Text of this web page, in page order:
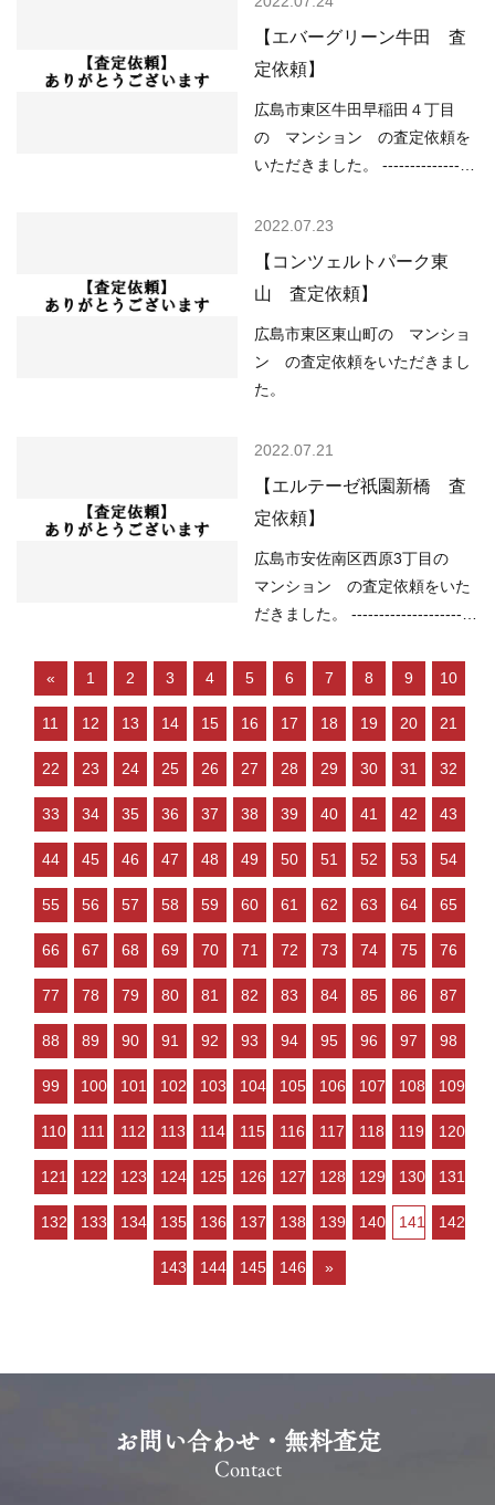
すい ○売り物件が少なく、物件
を探している人が多い などの状
況ですので、 「不動産売却のや
り方によっては高く売却しやす
い」状況といって…
（土砂災害）該当なし （洪水）
0.5～3.0m未満 （高潮）該当な
し （内水）0.01m以上 （津波）
該当なし ----------------------------
----------------------------------------
ては、 ○住宅ローンが低金利で
が少なく、物件を探している人
が多い などの状況ですので、
「不動産売却のやり方によって
は高く売却しやすい」状況とい
ってよいと思います…
【エバーグリーン牛田 査
定依頼】
広島市東区牛田早稲田４丁目
の マンション の査定依頼を
いただきました。 -----------------
-------------------- （用途地域）第
路）西5.20m （土砂災害）土砂
災害特別警戒区域 （洪水）該当
なし （高潮）該当なし （内
水）該当なし （津波）該当なし
----------------------------------------
在の不動産市況については、 ○
買いやすい ○売り物件が少な
く、物件を探している人が多い
などの状況ですので、 「不動産
売却のやり方によっては高く売
却しやすい」状況といっ…
2022.07.23
【コンツェルトパーク東
山 査定依頼】
広島市東区東山町の マンショ
ン の査定依頼をいただきまし
た。
2022.07.21
【エルテーゼ祇園新橋 査
定依頼】
広島市安佐南区西原3丁目の
マンション の査定依頼をいた
だきました。 -----------------------
-------------- （用途地域）第一種
住居地域 （道路）西6.0ｍ、東
4.10m （土砂災害）該当なし
（洪水）浸水想定深さ0.5～3.0
ｍ未満の区域 （高潮）該当なし
（内水）該当なし （津波）該当
なし ----------------------------------
----------------------------------------
--- 現在の不動産市況について
動産を買いやすい ○売り物件が
少なく、物件を探している人が
多い などの状況ですので、
「不動産売却のやり方によって
は高く売却しやすい」状…
« 1 2 3 4 5 6 7 8 9 10
11 12 13 14 15 16 17 18 19 20 21
22 23 24 25 26 27 28 29 30 31 32
33 34 35 36 37 38 39 40 41 42 43
44 45 46 47 48 49 50 51 52 53 54
55 56 57 58 59 60 61 62 63 64 65
66 67 68 69 70 71 72 73 74 75 76
77 78 79 80 81 82 83 84 85 86 87
88 89 90 91 92 93 94 95 96 97 98
99 100 101 102 103 104 105 106 107 108 109
110 111 112 113 114 115 116 117 118 119 120
121 122 123 124 125 126 127 128 129 130 131
132 133 134 135 136 137 138 139 140 141 142
143 144 145 146 »
お問い合わせ・無料査定
Contact